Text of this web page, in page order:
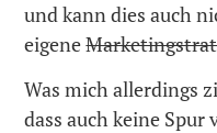
und kann dies auch
eigene
Was mich allerdings
dass auch keine Spur